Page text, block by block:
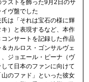
ストを飾った9月2日のサ
ヴ盤でした
は「それは宝石の様に輝
）と表現するなど、本作
ンサートを記録した作品
カルロス・ゴンサルヴェ
ジョエール・ピーナ（ヴ
て日本のファンに向けて
山のファド」といった彼女